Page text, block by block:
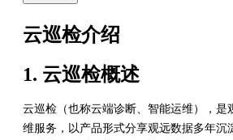
云巡检介绍
1. 云巡检概述
云巡检（也称云端诊断、智能运维），是
维服务，以产品形式分享观远数据多年沉